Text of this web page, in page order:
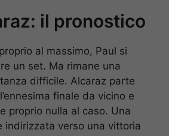
il pronostico
al massimo, Paul si
un set. Ma rimane una
difficile. Alcaraz parte
finale da vicino e
proprio nulla al caso. Una
indirizzata verso una vittoria